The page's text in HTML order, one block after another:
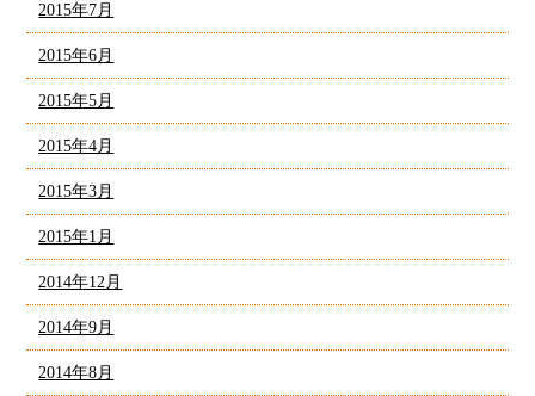
2015年7月
2015年6月
2015年5月
2015年4月
2015年3月
2015年1月
2014年12月
2014年9月
2014年8月